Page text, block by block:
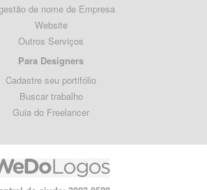
de nome de Empresa
Website
Outros Serviços
Para Designers
Cadastre seu portifólio
Buscar trabalho
Guia do Freelancer